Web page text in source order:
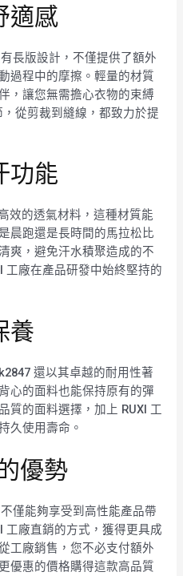
適感
長版設計，不僅提供了額外
過程中的摩擦。輕量的材質
，讓您無需擔心衣物的束縛
從剪裁到縫線，都致力於提
功能
效的透氣材料，這種材質能
晨跑還是長時間的馬拉松比
爽，避免汗水積聚造成的不
工廠在產品研發中始終堅持的
養
還以其卓越的耐用性著
心的面料也能保持原有的彈
質的面料選擇，加上 RUXI 工
久使用壽命。
優勢
僅能夠享受到高性能產品帶
工廠直銷的方式，獲得更具成
工廠銷售，您不必支付額外
優惠的價格購得這款高品質